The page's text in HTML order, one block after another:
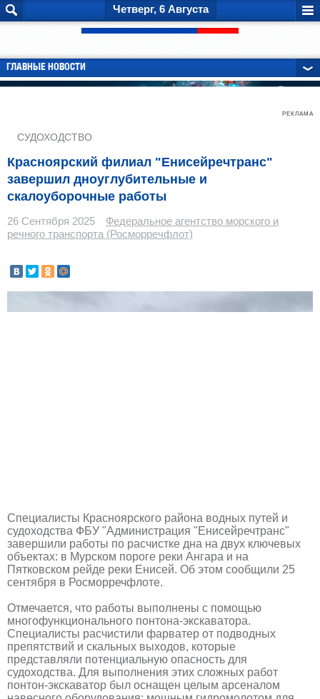
Четверг, 6 Августа
ГЛАВНЫЕ НОВОСТИ
РЕКЛАМА
СУДОХОДСТВО
Красноярский филиал "Енисейречтранс"
завершил дноуглубительные и
скалоуборочные работы
26 Сентября 2025
Федеральное агентство морского и
речного транспорта (Росморречфлот)
Специалисты Красноярского района водных путей и
судоходства ФБУ "Администрация "Енисейречтранс"
завершили работы по расчистке дна на двух ключевых
объектах: в Мурском пороге реки Ангара и на
Пятковском рейде реки Енисей. Об этом сообщили 25
сентября в Росморречфлоте.
Отмечается, что работы выполнены с помощью
многофункционального понтона-экскаватора.
Специалисты расчистили фарватер от подводных
препятствий и скальных выходов, которые
представляли потенциальную опасность для
судоходства. Для выполнения этих сложных работ
понтон-экскаватор был оснащен целым арсеналом